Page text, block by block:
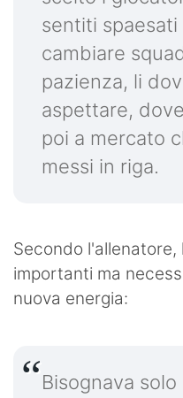
sentiti
cambiare
pazienza, li
aspettare,
poi a mercato
messi in riga.
Secondo l'allenatore,
importanti ma
nuova energia:
Bisognava